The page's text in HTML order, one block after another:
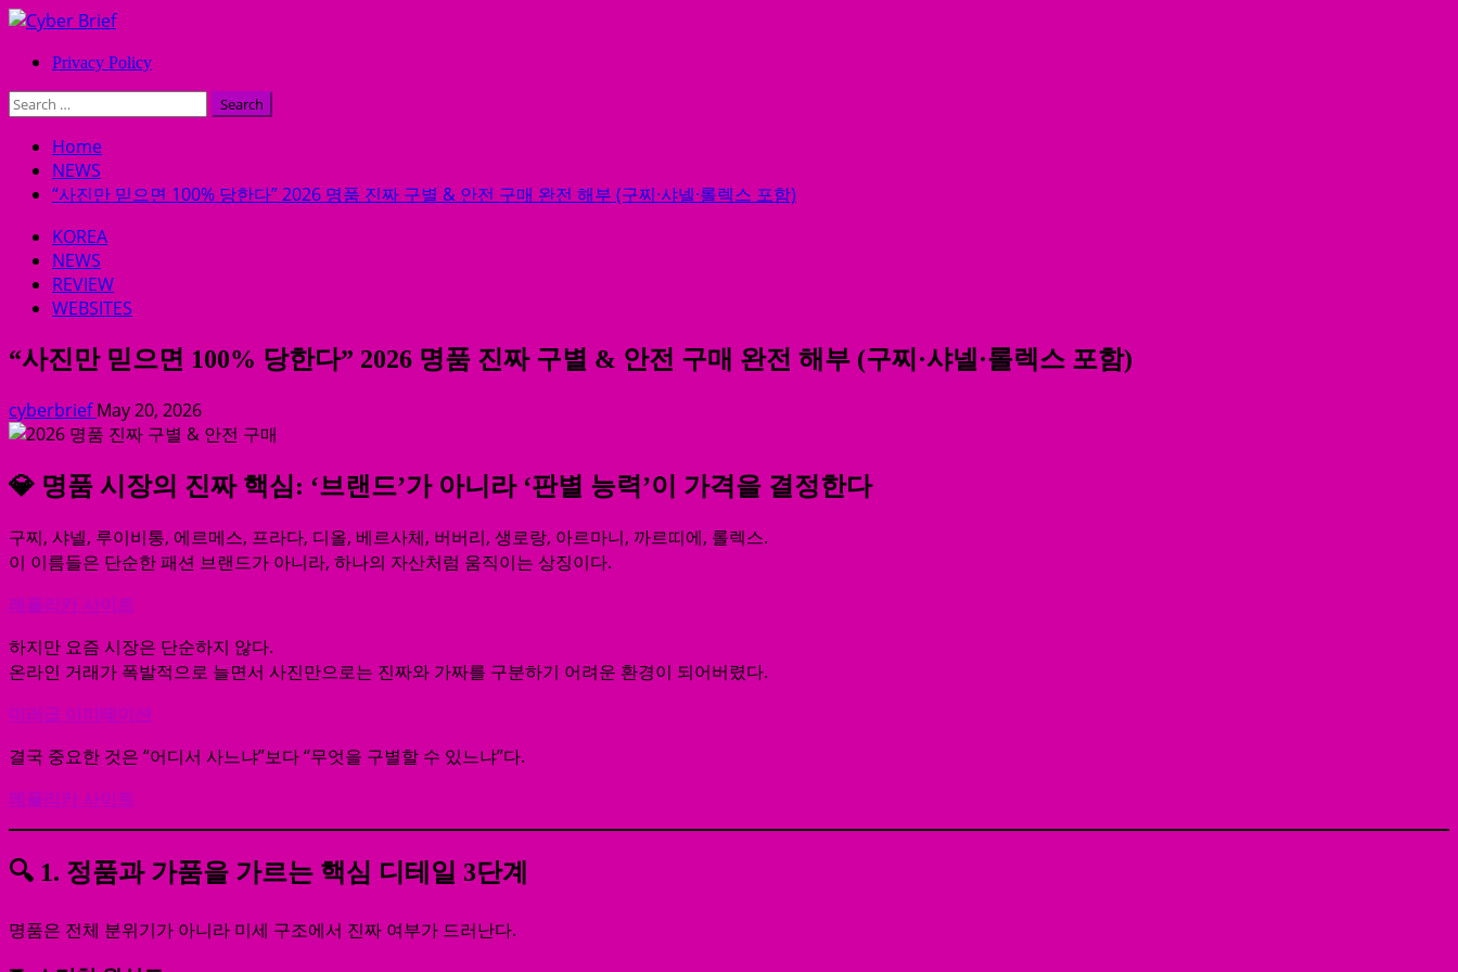
Skip
content
PrimaryPrivacy Policy
Search
Home
NEWS
“사진만 믿으면 100% 당한다” 2026 명품 진짜 구별 & 안전 구매 완전 해부 (구찌·샤넬·롤렉스 포함)
KOREA
NEWS
REVIEW
WEBSITES
“사진만 믿으면 100% 당한다” 2026 명품 진짜 구별 & 안전 구매 완전 해부 (구찌·샤넬·롤렉스 포함)
cyberbriefMay 20, 2026
💎 명품 시장의 진짜 핵심: ‘브랜드’가 아니라 ‘판별 능력’이 가격을 결정한다
구찌, 샤넬, 루이비통, 에르메스, 프라다, 디올, 베르사체, 버버리, 생로랑, 아르마니, 까르띠에, 롤렉스.
이 이름들은 단순한 패션 브랜드가 아니라, 하나의 자산처럼 움직이는 상징이다.
레플리카 사이트
하지만 요즘 시장은 단순하지 않다.
온라인 거래가 폭발적으로 늘면서 사진만으로는 진짜와 가짜를 구분하기 어려운 환경이 되어버렸다.
미러급 이미테이션
결국 중요한 것은 “어디서 사느냐”보다 “무엇을 구별할 수 있느냐”다.
레플리카 사이트
🔍 1. 정품과 가품을 가르는 핵심 디테일 3단계
명품은 전체 분위기가 아니라 미세 구조에서 진짜 여부가 드러난다.